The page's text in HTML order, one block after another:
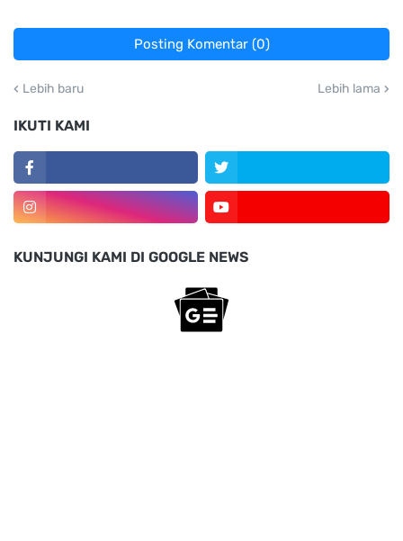
Posting Komentar (0)
Lebih baru Lebih lama
IKUTI KAMI
KUNJUNGI KAMI DI GOOGLE NEWS